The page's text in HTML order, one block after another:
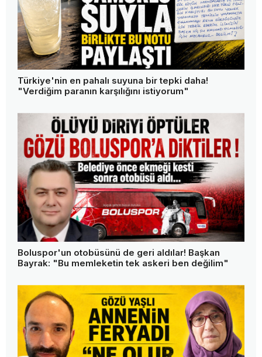
Türkiye'nin en pahalı suyuna bir tepki daha!
"Verdiğim paranın karşılığını istiyorum"
Boluspor'un otobüsünü de geri aldılar! Başkan
Bayrak: "Bu memleketin tek askeri ben değilim"